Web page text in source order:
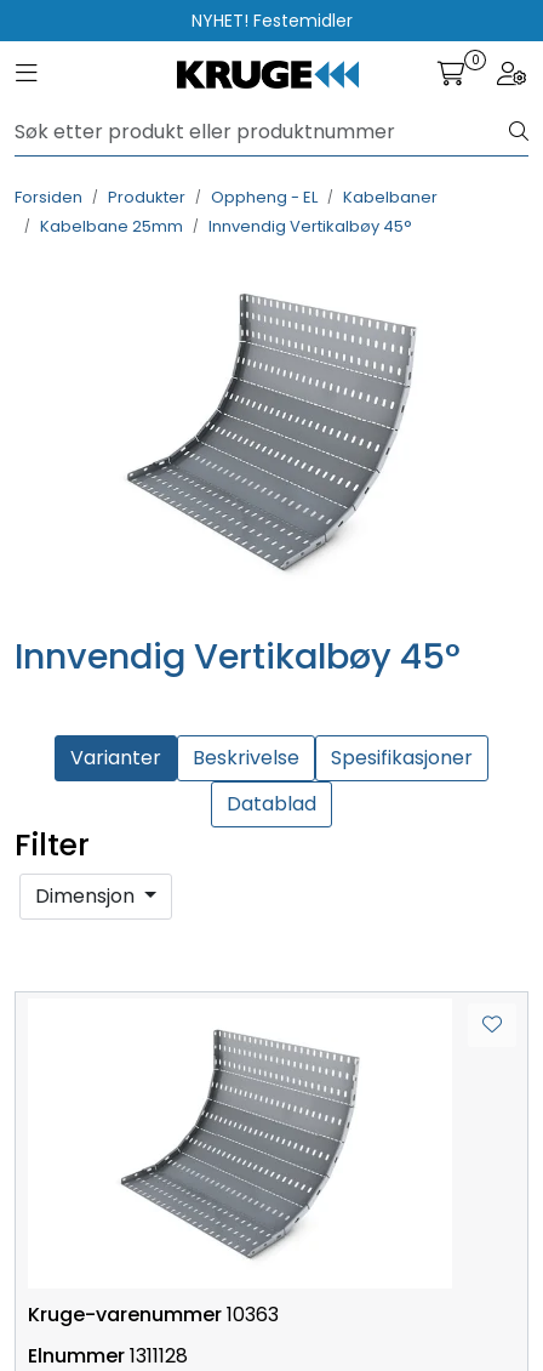
Skip to main contentNYHET! Festemidler
Toggle navigation 0
Forsiden Produkter Oppheng - EL
Kabelbaner
Kabelbane 25mm
Innvendig Vertikalbøy 45°
Innvendig Vertikalbøy 45°
Varianter Beskrivelse
Spesifikasjoner
Datablad
Filter
Dimensjon
10363
1311128
Rådgivning